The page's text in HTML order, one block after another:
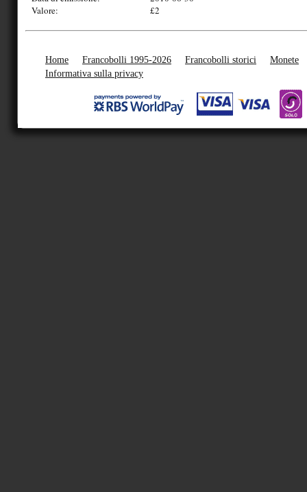
Valore:
£2
Home Francobolli 1995-2026 Francobolli storici
Monete
Informativa sulla privacy